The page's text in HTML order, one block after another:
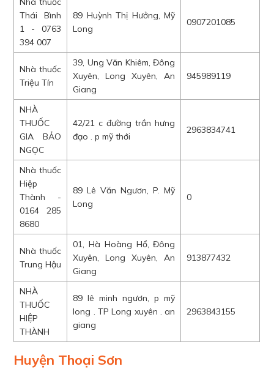
Thái Bình
1 - 0763
394 007
89 Huỳnh Thị Hưởng, Mỹ
Long
0907201085
Nhà thuốc
Triệu Tín
39, Ung Văn Khiêm, Đông
Xuyên, Long Xuyên, An
Giang
945989119
NHÀ
THUỐC
GIA BẢO
NGỌC
42/21 c đường trần hưng
đạo . p mỹ thới
2963834741
Nhà thuốc
Hiệp
Thành -
0164 285
8680
89 Lê Văn Ngươn, P. Mỹ
Long
0
Nhà thuốc
Trung Hậu
01, Hà Hoàng Hổ, Đông
Xuyên, Long Xuyên, An
Giang
913877432
NHÀ
THUỐC
HIỆP
THÀNH
89 lê minh ngươn, p mỹ
long . TP Long xuyên . an
giang
2963843155
Huyện Thoại Sơn